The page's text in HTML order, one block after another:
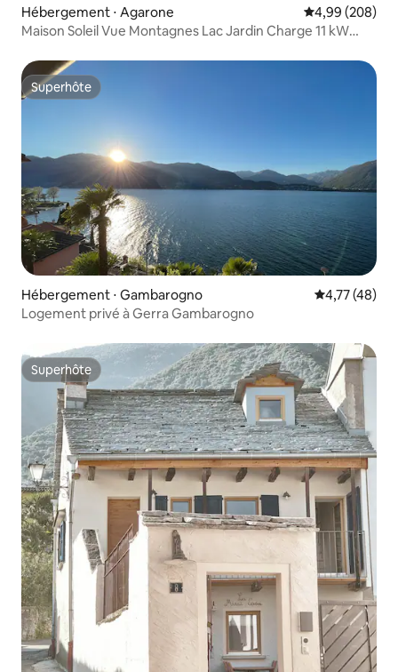
Hébergement ⋅ Agarone Évaluation
4,99 (208)
Maison Soleil Vue Montagnes Lac Jardin Charge 11 kW
Superhôte
Superhôte
Hébergement ⋅ Gambarogno Évaluation
4,77 (48)
Logement privé à Gerra Gambarogno
Superhôte
Superhôte